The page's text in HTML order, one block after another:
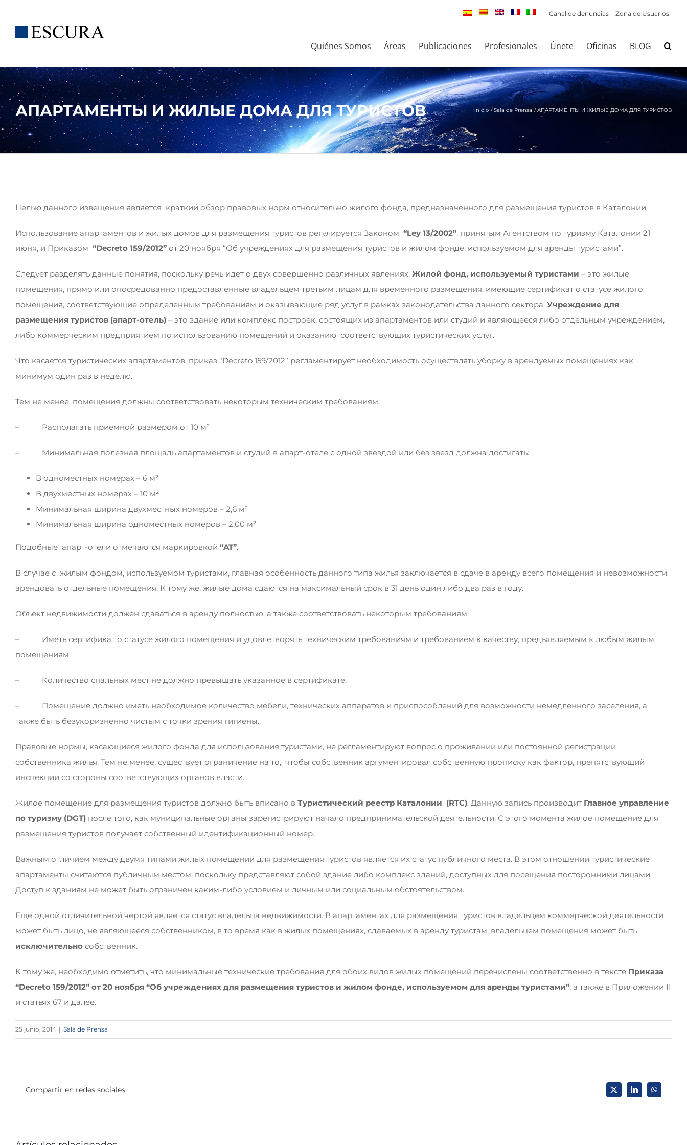
contenido
Canal de denuncias Zona de Usuarios
Quiénes Somos Áreas Publicaciones Profesionales Únete Oficinas BLOG
АПАРТАМЕНТЫ И ЖИЛЫЕ ДОМА ДЛЯ ТУРИСТОВ Inicio Sala de Prensa АПАРТАМЕНТЫ И ЖИЛЫЕ ДОМА ДЛЯ ТУРИСТОВ
Целью данного извещения является краткий обзор правовых норм относительно жилого фонда, предназначенного для размещения туристов в Каталонии.
Использование апартаментов и жилых домов для размещения туристов регулируется Законом “Ley 13/2002”, принятым Агентством по туризму Каталонии 21
июня, и Приказом “Decreto 159/2012” от 20 ноября “Об учреждениях для размещения туристов и жилом фонде, используемом для аренды туристами”.
Следует разделять данные понятия, поскольку речь идет о двух совершенно различных явлениях. Жилой фонд, используемый туристами – это жилые
помещения, прямо или опосредованно предоставленные владельцем третьим лицам для временного размещения, имеющие сертификат о статусе жилого
помещения, соответствующие определенным требованиям и оказывающие ряд услуг в рамках законодательства данного сектора. Учреждение для
размещения туристов (апарт-отель) – это здание или комплекс построек, состоящих из апартаментов или студий и являющееся либо отдельным учреждением,
либо коммерческим предприятием по использованию помещений и оказанию соответствующих туристических услуг.
Что касается туристических апартаментов, приказ “Decreto 159/2012” регламентирует необходимость осуществлять уборку в арендуемых помещениях как
минимум один раз в неделю.
Тем не менее, помещения должны соответствовать некоторым техническим требованиям:
– Располагать приемной размером от 10 м²
– Минимальная полезная площадь апартаментов и студий в апарт-отеле с одной звездой или без звезд должна достигать:
В одноместных номерах – 6 м²
В двухместных номерах – 10 м²
Минимальная ширина двухместных номеров – 2,6 м²
Минимальная ширина одноместных номеров – 2,00 м²
Подобные апарт-отели отмечаются маркировкой “AT”.
В случае с жилым фондом, используемом туристами, главная особенность данного типа жилья заключается в сдаче в аренду всего помещения и невозможности
арендовать отдельные помещения. К тому же, жилые дома сдаются на максимальный срок в 31 день один либо два раз в году.
Объект недвижимости должен сдаваться в аренду полностью, а также соответствовать некоторым требованиям:
– Иметь сертификат о статусе жилого помещения и удовлетворять техническим требованиям и требованием к качеству, предъявляемым к любым жилым
помещениям.
– Количество спальных мест не должно превышать указанное в сертификате.
– Помещение должно иметь необходимое количество мебели, технических аппаратов и приспособлений для возможности немедленного заселения, а
также быть безукоризненно чистым с точки зрения гигиены.
Правовые нормы, касающиеся жилого фонда для использования туристами, не регламентируют вопрос о проживании или постоянной регистрации
собственника жилья. Тем не менее, существует ограничение на то, чтобы собственник аргументировал собственную прописку как фактор, препятствующий
инспекции со стороны соответствующих органов власти.
Жилое помещение для размещения туристов должно быть вписано в Туристический реестр Каталонии (RTC). Данную запись производит Главное управление
по туризму (DGT) после того, как муниципальные органы зарегистрируют начало предпринимательской деятельности. С этого момента жилое помещение для
размещения туристов получает собственный идентификационный номер.
Важным отличием между двумя типами жилых помещений для размещения туристов является их статус публичного места. В этом отношении туристические
апартаменты считаются публичным местом, поскольку представляют собой здание либо комплекс зданий, доступных для посещения посторонними лицами.
Доступ к зданиям не может быть ограничен каким-либо условием и личным или социальным обстоятельством.
Еще одной отличительной чертой является статус владельца недвижимости. В апартаментах для размещения туристов владельцем коммерческой деятельности
может быть лицо, не являющееся собственником, в то время как в жилых помещениях, сдаваемых в аренду туристам, владельцем помещения может быть
исключительно собственник.
К тому же, необходимо отметить, что минимальные технические требования для обоих видов жилых помещений перечислены соответственно в тексте Приказа
“Decreto 159/2012” от 20 ноября “Об учреждениях для размещения туристов и жилом фонде, используемом для аренды туристами”, а также в Приложении II
и статьях 67 и далее.
25 junio, 2014 | Sala de Prensa
Compartir en redes sociales X LinkedInWhatsApp